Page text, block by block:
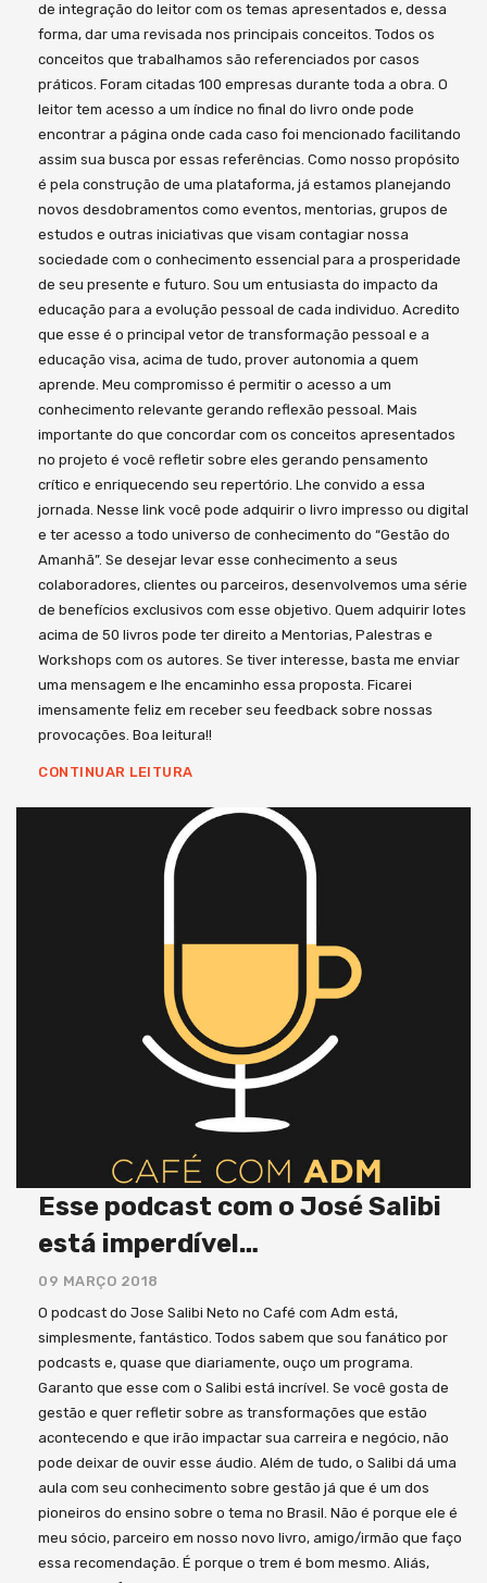
de integração do leitor com os temas apresentados e, dessa
forma, dar uma revisada nos principais conceitos. Todos os
conceitos que trabalhamos são referenciados por casos
práticos. Foram citadas 100 empresas durante toda a obra. O
leitor tem acesso a um índice no final do livro onde pode
encontrar a página onde cada caso foi mencionado facilitando
assim sua busca por essas referências. Como nosso propósito
é pela construção de uma plataforma, já estamos planejando
novos desdobramentos como eventos, mentorias, grupos de
estudos e outras iniciativas que visam contagiar nossa
sociedade com o conhecimento essencial para a prosperidade
de seu presente e futuro. Sou um entusiasta do impacto da
educação para a evolução pessoal de cada individuo. Acredito
que esse é o principal vetor de transformação pessoal e a
educação visa, acima de tudo, prover autonomia a quem
aprende. Meu compromisso é permitir o acesso a um
conhecimento relevante gerando reflexão pessoal. Mais
importante do que concordar com os conceitos apresentados
no projeto é você refletir sobre eles gerando pensamento
crítico e enriquecendo seu repertório. Lhe convido a essa
jornada. Nesse link você pode adquirir o livro impresso ou digital
e ter acesso a todo universo de conhecimento do “Gestão do
Amanhã”. Se desejar levar esse conhecimento a seus
colaboradores, clientes ou parceiros, desenvolvemos uma série
de benefícios exclusivos com esse objetivo. Quem adquirir lotes
acima de 50 livros pode ter direito a Mentorias, Palestras e
Workshops com os autores. Se tiver interesse, basta me enviar
uma mensagem e lhe encaminho essa proposta. Ficarei
imensamente feliz em receber seu feedback sobre nossas
provocações. Boa leitura!!
CONTINUAR LEITURA
Esse podcast com o José Salibi
está imperdível…
09 MARÇO 2018
O podcast do Jose Salibi Neto no Café com Adm está,
simplesmente, fantástico. Todos sabem que sou fanático por
podcasts e, quase que diariamente, ouço um programa.
Garanto que esse com o Salibi está incrível. Se você gosta de
gestão e quer refletir sobre as transformações que estão
acontecendo e que irão impactar sua carreira e negócio, não
pode deixar de ouvir esse áudio. Além de tudo, o Salibi dá uma
aula com seu conhecimento sobre gestão já que é um dos
pioneiros do ensino sobre o tema no Brasil. Não é porque ele é
meu sócio, parceiro em nosso novo livro, amigo/irmão que faço
essa recomendação. É porque o trem é bom mesmo. Aliás,